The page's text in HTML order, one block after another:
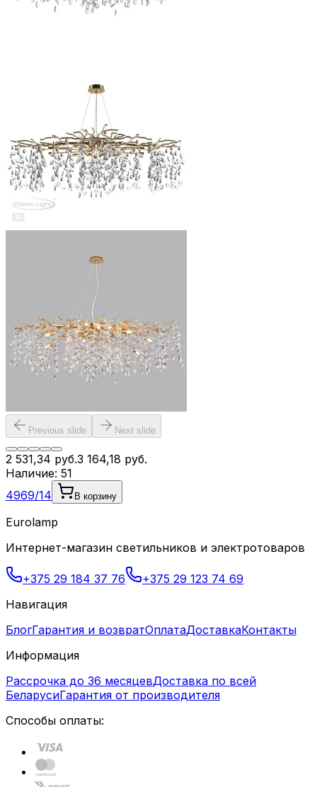
Previous slide Next slide
2 531,34 руб.3 164,18 руб.
Наличие: 51
4969/14
В корзину
Eurolamp
Интернет-магазин светильников и электротоваров
+375 29 184 37 76
+375 29 123 74 69
Навигация
БлогГарантия и возвратОплатаДоставкаКонтакты
Информация
Рассрочка до 36 месяцевДоставка по всей
БеларусиГарантия от производителя
Способы оплаты: